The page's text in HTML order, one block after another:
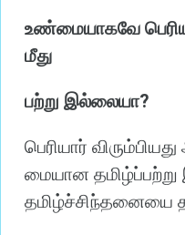
உண்மையாகவே
மீது
பற்று இல்லையா?
பெரியார் விரும்பியது
மையான தமிழ்ப்பற்று
தமிழ்ச்சிந்தனையை